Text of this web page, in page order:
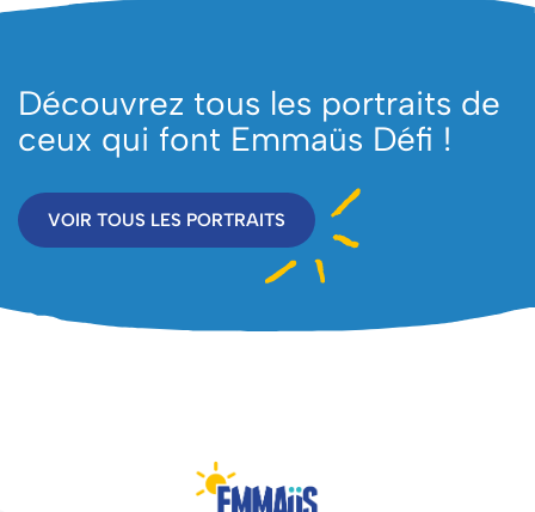
Découvrez tous les portraits de
ceux qui font Emmaüs Défi !
VOIR TOUS LES PORTRAITS